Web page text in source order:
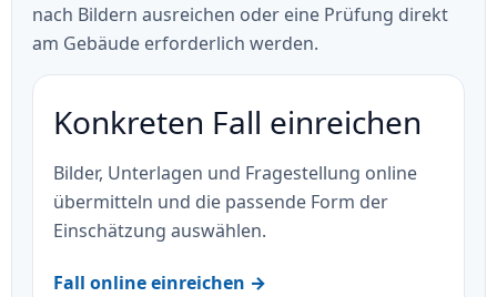
nach Bildern ausreichen oder eine Prüfung direkt
am Gebäude erforderlich werden.
Konkreten Fall einreichen
Bilder, Unterlagen und Fragestellung online
übermitteln und die passende Form der
Einschätzung auswählen.
Fall online einreichen →